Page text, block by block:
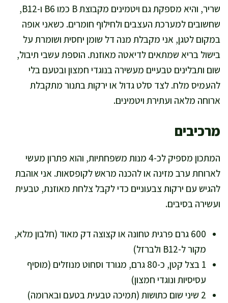
שריר, והיא מספקת גם ויטמינים מקבוצת B כמו B6 ו-B12,
שחשובים למערכת העצבים ולחילוף חומרים. כשאני אופה
במקום לטגן, אני מקבלת מנה דל שומן יחסית ושומרת על
בישול בריא שמתאים לדיאטה מאוזנת. הוספת עשבי תיבול,
שום ותבלינים טבעיים מעשירה בנוגדי חמצון ובטעם בלי
להעמיס מלח. לצד סלט גדול או ירקות בתנור מתקבלת
ארוחה מלאה ועתירת ויטמינים.
מרכיבים
המתכון מספיק לכ-4 מנות משפחתיות, והוא פתרון מעשי
לארוחת ערב מזינה או להכנה מראש לקופסאות. אני אוהבת
להגיש עם ירקות צבעוניים כדי לקבל צלחת מאוזנת, טבעית
ועשירה בסיבים.
600 גרם פרגית טחונה או קצוצה דק מאוד (חלבון מלא,
מקור ל-B12 ולברזל)
1 בצל קטן, כ-80 גרם, מגורד וסחוט מנוזלים (מוסיף
עסיסיות ונוגדי חמצון)
2 שיני שום כתושות (תמיכה טבעית בטעם ובארומה)